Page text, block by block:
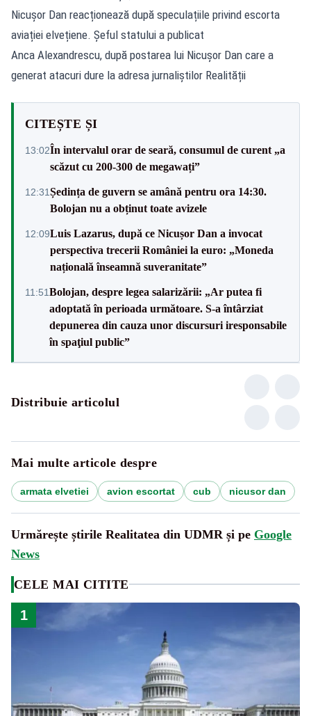
Nicușor Dan reacționează după speculațiile privind escorta
aviației elvețiene. Șeful statului a publicat
Anca Alexandrescu, după postarea lui Nicușor Dan care a
generat atacuri dure la adresa jurnaliștilor Realității
CITEȘTE ȘI
13:02În intervalul orar de seară, consumul de curent „a
scăzut cu 200-300 de megawați”
12:31Ședința de guvern se amână pentru ora 14:30.
Bolojan nu a obținut toate avizele
12:09Luis Lazarus, după ce Nicușor Dan a invocat
perspectiva trecerii României la euro: „Moneda
națională înseamnă suveranitate”
11:51Bolojan, despre legea salarizării: „Ar putea fi
adoptată în perioada următoare. S-a întârziat
depunerea din cauza unor discursuri iresponsabile
în spaţiul public”
Distribuie articolul
Mai multe articole despre
armata elvetiei avion escortat cub nicusor dan
Urmărește știrile Realitatea din UDMR și pe Google
News
CELE MAI CITITE
1